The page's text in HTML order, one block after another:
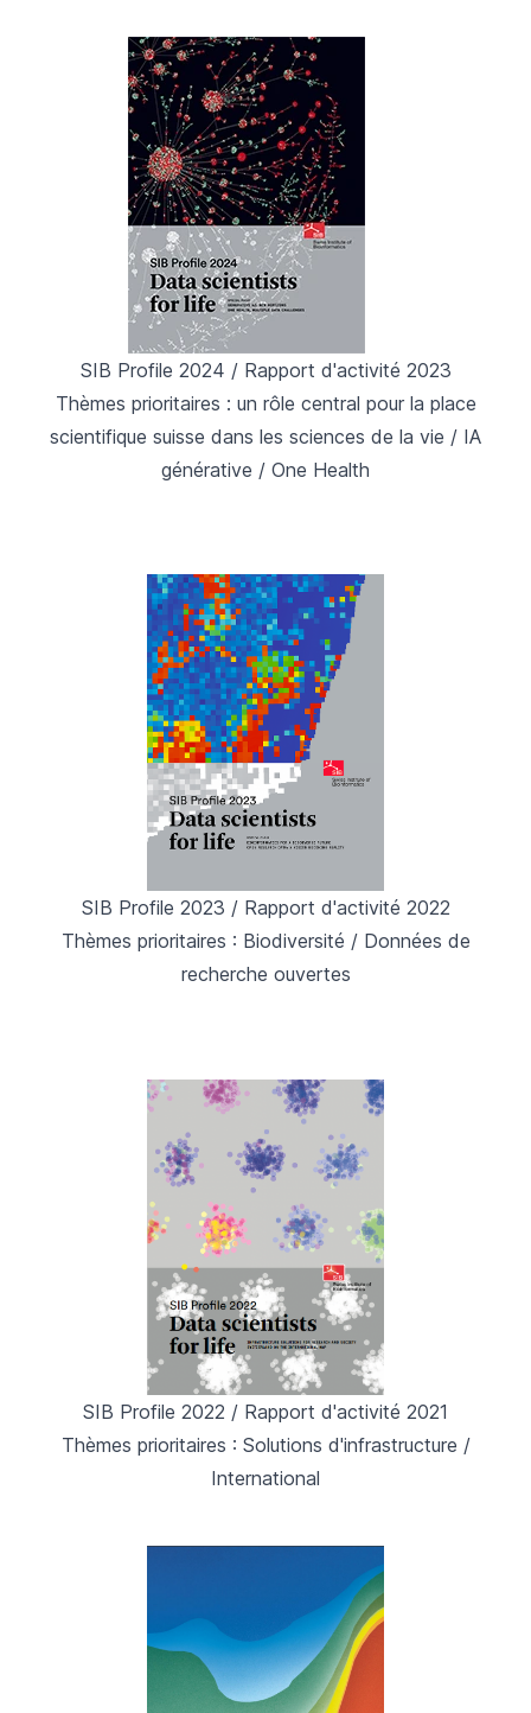
SIB Profile 2024 / Rapport d'activité 2023
Thèmes prioritaires : un rôle central pour la place
scientifique suisse dans les sciences de la vie / IA
générative / One Health
SIB Profile 2023 / Rapport d'activité 2022
Thèmes prioritaires : Biodiversité / Données de
recherche ouvertes
SIB Profile 2022 / Rapport d'activité 2021
Thèmes prioritaires : Solutions d'infrastructure /
International